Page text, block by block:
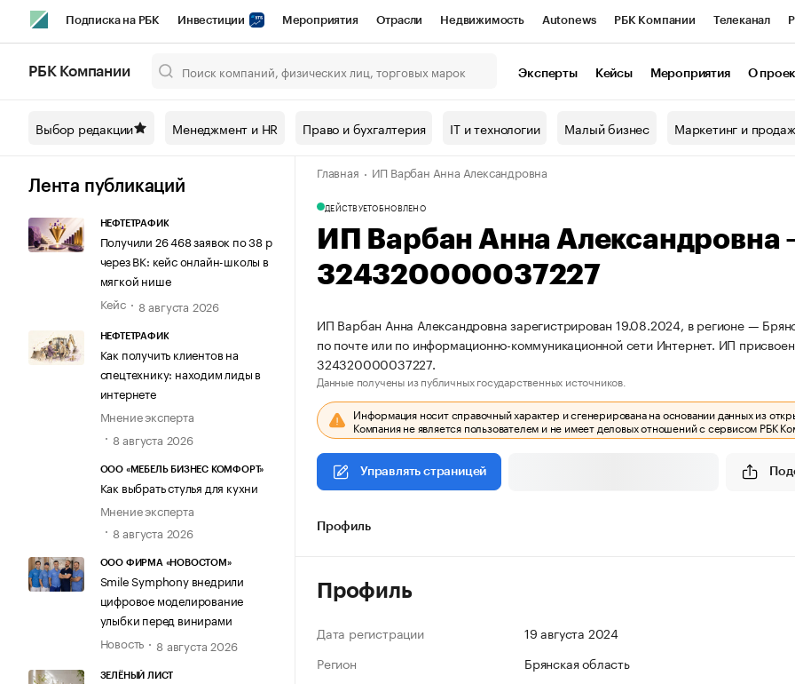
Подписка на РБК Инвестиции Мероприятия Отрасли Недвижимость Autonews РБК Компании Телеканал
Спецпроекты СПб Конференции СПб Спецпроекты Проверка контрагентов
Технологии и медиа Рынок наличной валюты
РБК Компании Эксперты Кейсы Мероприятия О
Выбор редакции Менеджмент и HR Право и бухгалтерия IT и технологии Малый бизнес Маркетинг и
Лента публикаций
НЕФТЕТРАФИК
Получили 26 468 заявок по 38 р
через ВК: кейс онлайн-школы в
мягкой нише
Кейс
8 августа 2026
НЕФТЕТРАФИК
Как получить клиентов на
спецтехнику: находим лиды в
интернете
Мнение эксперта
8 августа 2026
ООО «МЕБЕЛЬ БИЗНЕС КОМФОРТ»
Как выбрать стулья для кухни
Мнение эксперта
8 августа 2026
ООО ФИРМА «НОВОСТОМ»
Smile Symphony внедрили
цифровое моделирование
улыбки перед винирами
Новость
8 августа 2026
ЗЕЛЁНЫЙ ЛИСТ
Главная ИП Варбан Анна Александровна
ДЕЙСТВУЕТОБНОВЛЕНО
ИП Варбан Анна
324320000037227
ИП Варбан Анна Александровна зарегистрирован 19.08.2024, в регионе —
по почте или по информационно-коммуникационной сети Интернет. ИП
324320000037227.
Данные получены из публичных государственных источников.
Информация носит справочный характер и сгенерирована на основании данных из
Компания не является пользователем и не имеет деловых отношений с сервисом РБК
Управлять страницей
Профиль
Профиль
Дата регистрации
19 августа 2024
Регион
Брянская область